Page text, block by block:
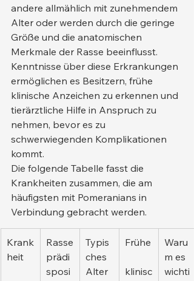
andere allmählich mit zunehmendem
Alter oder werden durch die geringe
Größe und die anatomischen
Merkmale der Rasse beeinflusst.
Kenntnisse über diese Erkrankungen
ermöglichen es Besitzern, frühe
klinische Anzeichen zu erkennen und
tierärztliche Hilfe in Anspruch zu
nehmen, bevor es zu
schwerwiegenden Komplikationen
kommt.
Die folgende Tabelle fasst die
Krankheiten zusammen, die am
häufigsten mit Pomeranians in
Verbindung gebracht werden.
Krank
heit
Rasse
prädi
sposi
Typis
ches
Alter
Frühe
klinisc
Waru
m es
wichti